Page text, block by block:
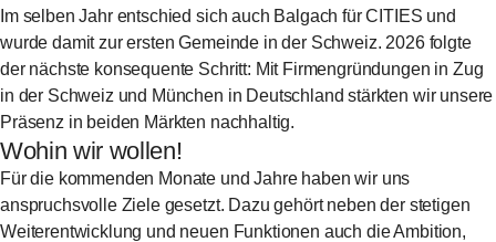
Im selben Jahr entschied sich auch Balgach für CITIES und
wurde damit zur ersten Gemeinde in der Schweiz. 2026 folgte
der nächste konsequente Schritt: Mit Firmengründungen in Zug
in der Schweiz und München in Deutschland stärkten wir unsere
Präsenz in beiden Märkten nachhaltig.
Wohin wir wollen!
Für die kommenden Monate und Jahre haben wir uns
anspruchsvolle Ziele gesetzt. Dazu gehört neben der stetigen
Weiterentwicklung und neuen Funktionen auch die Ambition,